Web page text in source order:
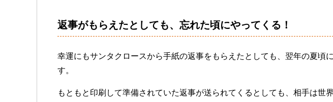
返事がもらえたとしても、忘れた頃にやってくる！
幸運にもサンタクロースから手紙の返事をもらえたとしても、翌年の夏頃
す。
もともと印刷して準備されていた返事が送られてくるとしても、相手は世